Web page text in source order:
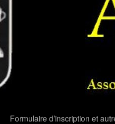
Formulaire d’inscription et